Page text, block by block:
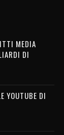
MEDIA
DI
YOUTUBE DI